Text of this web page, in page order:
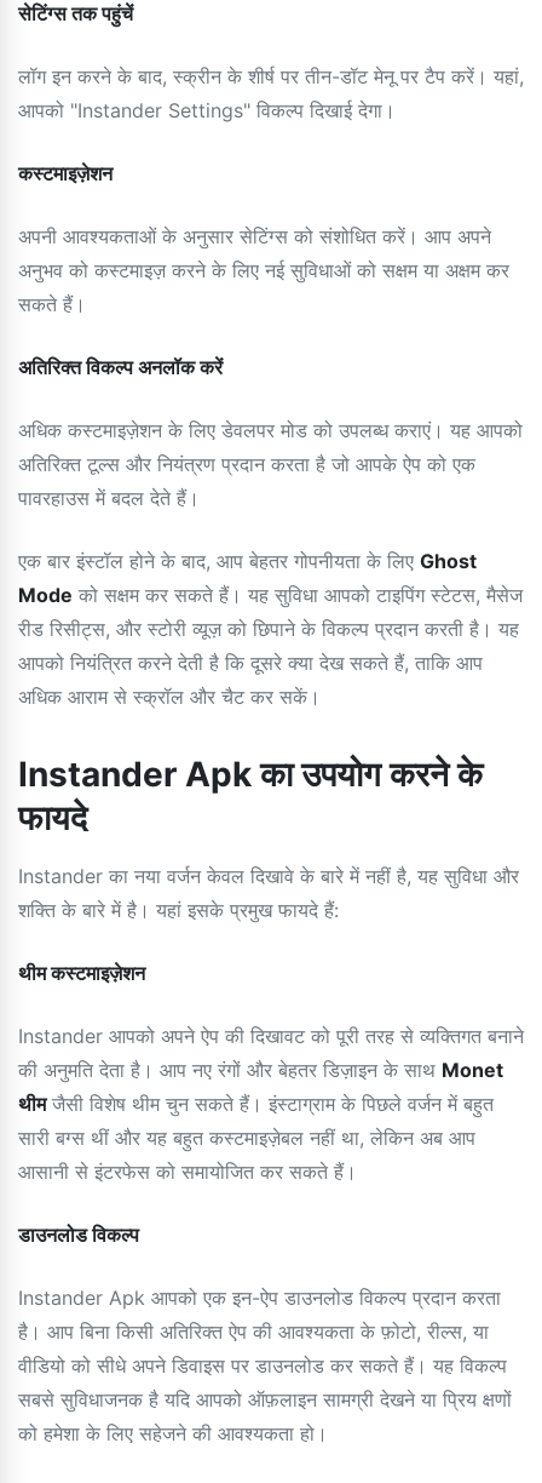
सेटिंग्स तक पहुंचें
लॉग इन करने के बाद, स्क्रीन के शीर्ष पर तीन-डॉट मेनू पर टैप करें। यहां,
आपको "Instander Settings" विकल्प दिखाई देगा।
कस्टमाइज़ेशन
अपनी आवश्यकताओं के अनुसार सेटिंग्स को संशोधित करें। आप अपने
अनुभव को कस्टमाइज़ करने के लिए नई सुविधाओं को सक्षम या अक्षम कर
सकते हैं।
अतिरिक्त विकल्प अनलॉक करें
अधिक कस्टमाइज़ेशन के लिए डेवलपर मोड को उपलब्ध कराएं। यह आपको
अतिरिक्त टूल्स और नियंत्रण प्रदान करता है जो आपके ऐप को एक
पावरहाउस में बदल देते हैं।
एक बार इंस्टॉल होने के बाद, आप बेहतर गोपनीयता के लिए Ghost
Mode को सक्षम कर सकते हैं। यह सुविधा आपको टाइपिंग स्टेटस, मैसेज
रीड रिसीट्स, और स्टोरी व्यूज़ को छिपाने के विकल्प प्रदान करती है। यह
आपको नियंत्रित करने देती है कि दूसरे क्या देख सकते हैं, ताकि आप
अधिक आराम से स्क्रॉल और चैट कर सकें।
Instander Apk का उपयोग करने के
फायदे
Instander का नया वर्जन केवल दिखावे के बारे में नहीं है, यह सुविधा और
शक्ति के बारे में है। यहां इसके प्रमुख फायदे हैं:
थीम कस्टमाइज़ेशन
Instander आपको अपने ऐप की दिखावट को पूरी तरह से व्यक्तिगत बनाने
की अनुमति देता है। आप नए रंगों और बेहतर डिज़ाइन के साथ Monet
थीमजैसी विशेष थीम चुन सकते हैं। इंस्टाग्राम के पिछले वर्जन में बहुत
सारी बग्स थीं और यह बहुत कस्टमाइज़ेबल नहीं था, लेकिन अब आप
आसानी से इंटरफेस को समायोजित कर सकते हैं।
डाउनलोड विकल्प
Instander Apk आपको एक इन-ऐप डाउनलोड विकल्प प्रदान करता
है। आप बिना किसी अतिरिक्त ऐप की आवश्यकता के फ़ोटो, रील्स, या
वीडियो को सीधे अपने डिवाइस पर डाउनलोड कर सकते हैं। यह विकल्प
सबसे सुविधाजनक है यदि आपको ऑफ़लाइन सामग्री देखने या प्रिय क्षणों
को हमेशा के लिए सहेजने की आवश्यकता हो।